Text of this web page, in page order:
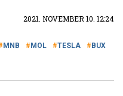
2021. NOVEMBER 10. 12:24
MNB MOL TESLA
BUX